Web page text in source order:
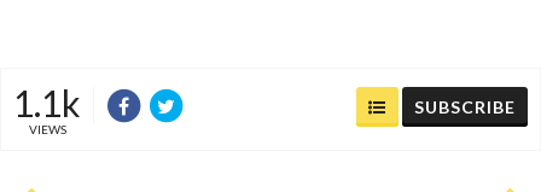
1.1k
VIEWS
SUBSCRIBE